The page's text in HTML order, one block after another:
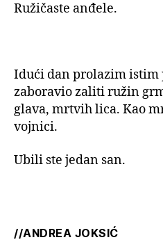
Ružičaste anđele.
Idući dan prolazim istim
zaboravio zaliti ružin
glava, mrtvih lica. Kao
vojnici.
Ubili ste jedan san.
//ANDREA JOKSIĆ